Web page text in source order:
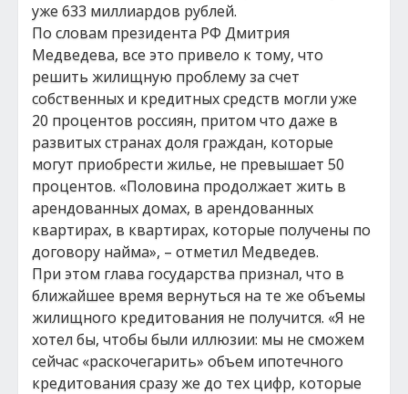
уже 633 миллиардов рублей.
По словам президента РФ Дмитрия
Медведева, все это привело к тому, что
решить жилищную проблему за счет
собственных и кредитных средств могли уже
20 процентов россиян, притом что даже в
развитых странах доля граждан, которые
могут приобрести жилье, не превышает 50
процентов. «Половина продолжает жить в
арендованных домах, в арендованных
квартирах, в квартирах, которые получены по
договору найма», – отметил Медведев.
При этом глава государства признал, что в
ближайшее время вернуться на те же объемы
жилищного кредитования не получится. «Я не
хотел бы, чтобы были иллюзии: мы не сможем
сейчас «раскочегарить» объем ипотечного
кредитования сразу же до тех цифр, которые